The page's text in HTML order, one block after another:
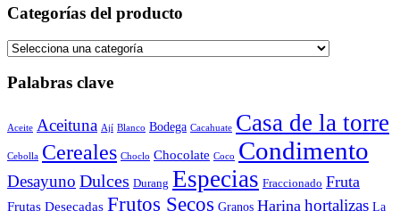
Categorías del producto
Palabras clave
Aceite Aceituna Ají Blanco Bodega Cacahuate Casa de la torre
Cebolla Cereales Choclo Chocolate Coco Condimento
Desayuno Dulces Durang Especias Fraccionado Fruta
Frutas Desecadas Frutos Secos Granos Harina hortalizas La